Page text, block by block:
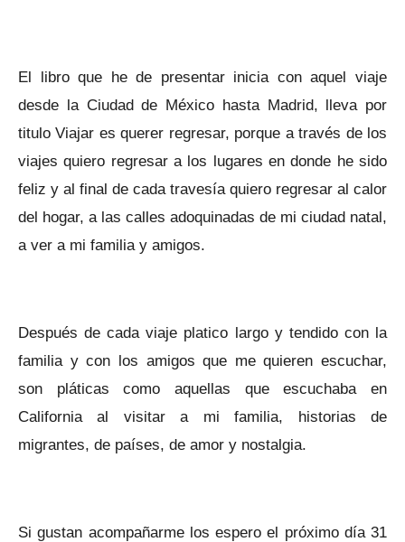
El libro que he de presentar inicia con aquel viaje
desde la Ciudad de México hasta Madrid, lleva por
titulo Viajar es querer regresar, porque a través de los
viajes quiero regresar a los lugares en donde he sido
feliz y al final de cada travesía quiero regresar al calor
del hogar, a las calles adoquinadas de mi ciudad natal,
a ver a mi familia y amigos.
Después de cada viaje platico largo y tendido con la
familia y con los amigos que me quieren escuchar,
son pláticas como aquellas que escuchaba en
California al visitar a mi familia, historias de
migrantes, de países, de amor y nostalgia.
Si gustan acompañarme los espero el próximo día 31